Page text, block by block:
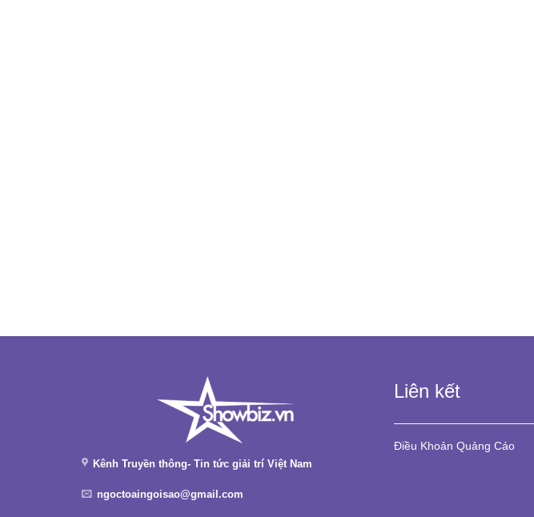
Kênh Truyền thông- Tin tức giải trí Việt Nam
ngoctoaingoisao@gmail.com
Liên kết
Điều Khoản Quảng Cáo